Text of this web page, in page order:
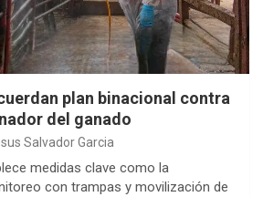
plan binacional contra
del ganado
Salvador Garcia
medidas clave como la
con trampas y movilización de